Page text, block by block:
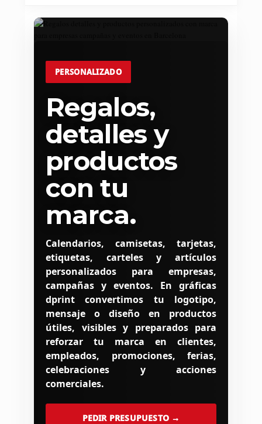
PERSONALIZADO
Regalos,
detalles y
productos
con tu
marca.
Calendarios, camisetas, tarjetas,
etiquetas, carteles y artículos
personalizados para empresas,
campañas y eventos. En gráficas
dprint convertimos tu logotipo,
mensaje o diseño en productos
útiles, visibles y preparados para
reforzar tu marca en clientes,
empleados, promociones, ferias,
celebraciones y acciones
comerciales.
PEDIR PRESUPUESTO →